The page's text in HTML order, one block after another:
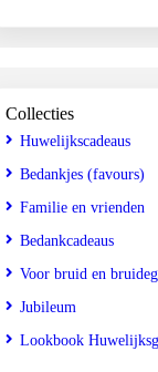
Collecties
Huwelijkscadeaus
Bedankjes (favours)
Familie en vrienden
Bedankcadeaus
Voor bruid en
Jubileum
Lookbook